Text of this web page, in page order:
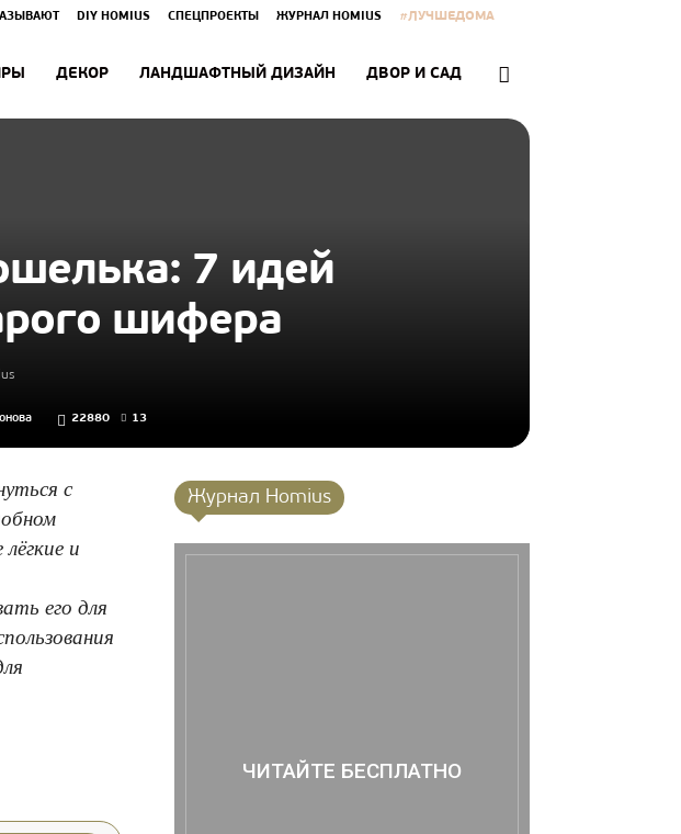
DIY HOMIUS СПЕЦПРОЕКТЫ ЖУРНАЛ HOMIUS #ЛУЧШЕДОМА
ДЕКОР ЛАНДШАФТНЫЙ ДИЗАЙН ДВОР И САД
7 идей
шифера
22880 13
с
и
его для
Журнал Homius
ЧИТАЙТЕ БЕСПЛАТНО